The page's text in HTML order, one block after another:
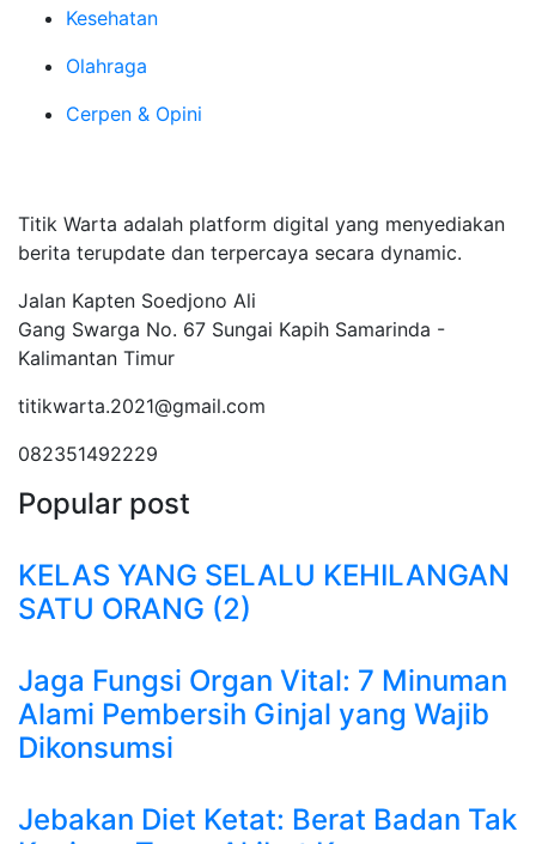
Kesehatan
Olahraga
Cerpen & Opini
Titik Warta adalah platform digital yang menyediakan
berita terupdate dan terpercaya secara dynamic.
Jalan Kapten Soedjono Ali
Gang Swarga No. 67 Sungai Kapih Samarinda -
Kalimantan Timur
titikwarta.2021@gmail.com
082351492229
Popular post
KELAS YANG SELALU KEHILANGAN
SATU ORANG (2)
Jaga Fungsi Organ Vital: 7 Minuman
Alami Pembersih Ginjal yang Wajib
Dikonsumsi
Jebakan Diet Ketat: Berat Badan Tak